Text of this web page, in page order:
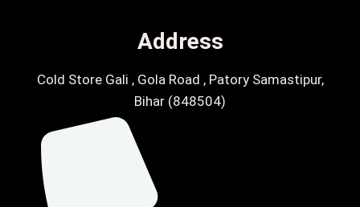
Address
Cold Store Gali , Gola Road , Patory Samastipur,
Bihar (848504)